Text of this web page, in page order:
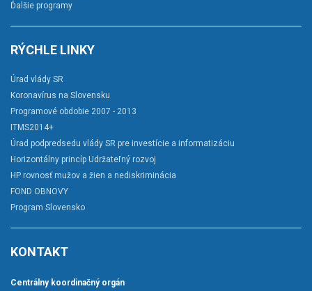
Ďalšie programy
RÝCHLE LINKY
Úrad vlády SR
Koronavírus na Slovensku
Programové obdobie 2007 - 2013
ITMS2014+
Úrad podpredsedu vlády SR pre investície a informatizáciu
Horizontálny princíp Udržateľný rozvoj
HP rovnosť mužov a žien a nediskriminácia
FOND OBNOVY
Program Slovensko
KONTAKT
Centrálny koordinačný orgán